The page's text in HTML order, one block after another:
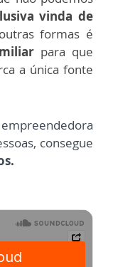
vinda de
formas é
para que
a única fonte
consegue